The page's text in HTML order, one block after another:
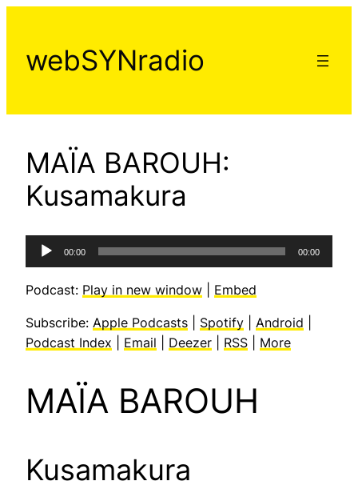
contenu
webSYNradio
MAÏA BAROUH:
Kusamakura
Lecteur
audio
00:00 00:00
Podcast: Play in new window Embed
Subscribe: Apple Podcasts Spotify Android
Podcast Index
Email Deezer RSS More
MAÏA BAROUH
Kusamakura